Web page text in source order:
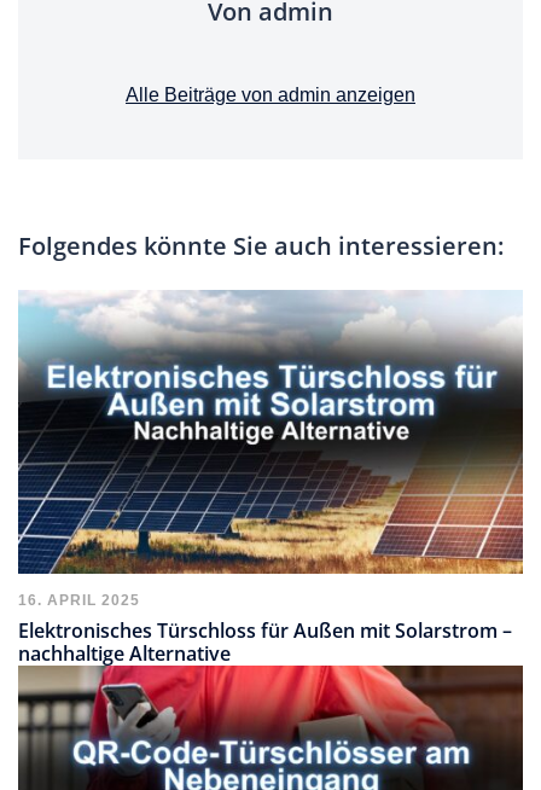
Von admin
Alle Beiträge von admin anzeigen
Folgendes könnte Sie auch interessieren:
16. APRIL 2025
Elektronisches Türschloss für Außen mit Solarstrom –
nachhaltige Alternative